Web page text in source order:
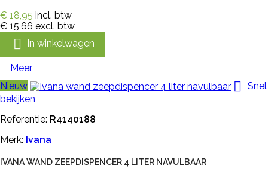
€ 18,95 incl. btw
€ 15,66 excl. btw
 In winkelwagen
Meer
Nieuw
 Snel
bekijken
Referentie: R4140188
Merk: Ivana
IVANA WAND ZEEPDISPENCER 4 LITER NAVULBAAR